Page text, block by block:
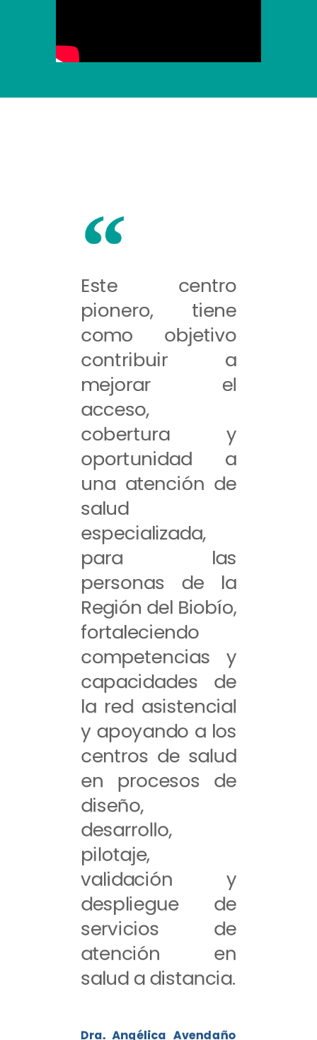
Este centro
pionero, tiene
como objetivo
contribuir a
mejorar el
acceso,
cobertura y
oportunidad a
una atención de
salud
especializada,
para las
personas de la
Región del Biobío,
fortaleciendo
competencias y
capacidades de
la red asistencial
y apoyando a los
centros de salud
en procesos de
diseño,
desarrollo,
pilotaje,
validación y
despliegue de
servicios de
atención en
salud a distancia.
Dra. Angélica Avendaño